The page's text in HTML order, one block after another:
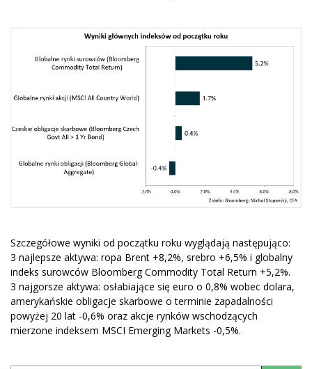
Szczegółowe wyniki od początku roku wyglądają następująco:
3 najlepsze aktywa: ropa Brent +8,2%, srebro +6,5% i globalny
indeks surowców Bloomberg Commodity Total Return +5,2%.
3 najgorsze aktywa: osłabiające się euro o 0,8% wobec dolara,
amerykańskie obligacje skarbowe o terminie zapadalności
powyżej 20 lat -0,6% oraz akcje rynków wschodzących
mierzone indeksem MSCI Emerging Markets -0,5%.